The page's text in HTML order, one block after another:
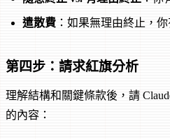
遣散費 ：如果無理由終止，
第四步：請求紅旗分析
理解結構和關鍵條款後，請
的內容：